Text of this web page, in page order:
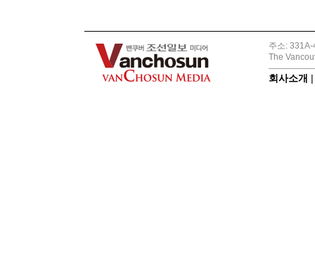
주소:
The
회사소개